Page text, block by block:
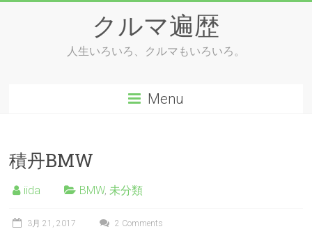
クルマ遍歴
人生いろいろ、クルマもいろいろ。
Menu
積丹BMW
iida BMW,未分類
3月 21, 2017 2 Comments